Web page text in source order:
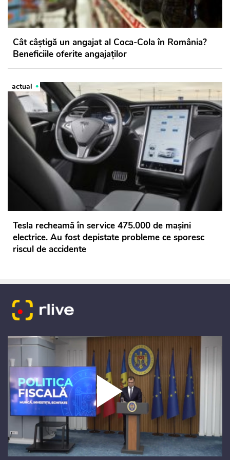
Cât câştigă un angajat al Coca-Cola în România?
Beneficiile oferite angajaților
actual
Tesla recheamă în service 475.000 de maşini
electrice. Au fost depistate probleme ce sporesc
riscul de accidente